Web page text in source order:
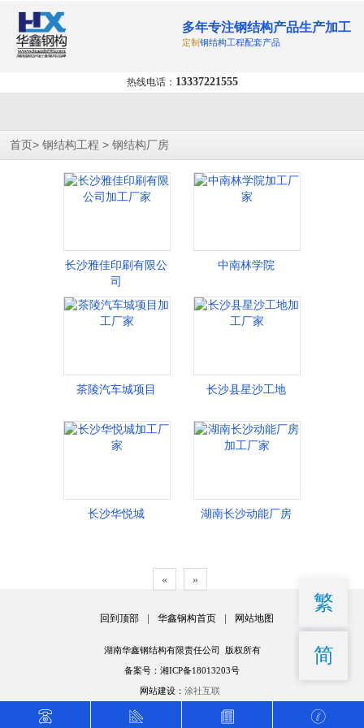
多年专注钢结构产品生产加工
定制钢结构工程配套产品
热线电话： 13337221555
首页> 钢结构工程 > 钢结构厂房
长沙雅佳印刷有限公
司
中南林学院
茶陵汽车城项目 长沙县星沙工地
长沙华悦城 湖南长沙动能厂房
« »
回到顶部 | 华鑫钢构首页 | 网站地图
湖南华鑫钢结构有限责任公司 版权所有
备案号：湘ICP备18013203号
网站建设： 涂社互联
繁
简